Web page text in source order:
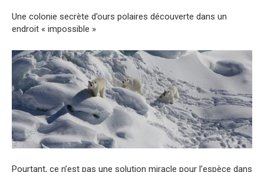
Une colonie secrète d’ours polaires découverte dans un
endroit « impossible »
Pourtant, ce n’est pas une solution miracle pour l’espèce dans